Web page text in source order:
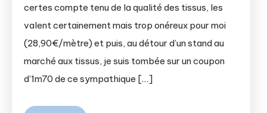
certes compte tenu de la qualité des tissus, les
valent certainement mais trop onéreux pour moi
(28,90€/mètre) et puis, au détour d’un stand au
marché aux tissus, je suis tombée sur un coupon
d’1m70 de ce sympathique […]